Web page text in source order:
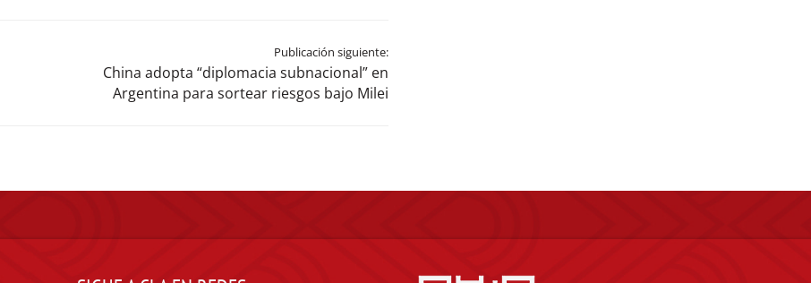
Publicación siguiente:
China adopta “diplomacia subnacional” en
Argentina para sortear riesgos bajo Milei